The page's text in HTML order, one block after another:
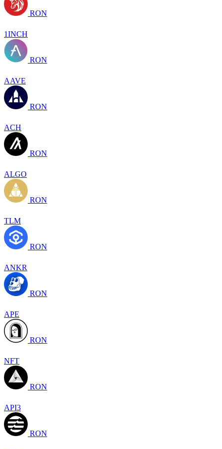
RON
1INCH
RON
AAVE
RON
ACH
RON
ALGO
RON
TLM
RON
ANKR
RON
APE
RON
NFT
RON
API3
RON